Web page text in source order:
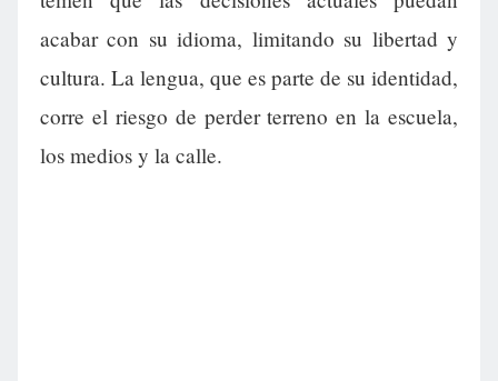
acabar con su idioma, limitando su libertad y
cultura. La lengua, que es parte de su identidad,
corre el riesgo de perder terreno en la escuela,
los medios y la calle.